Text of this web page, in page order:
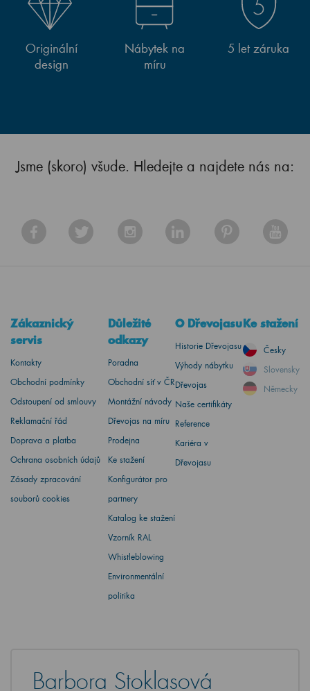
Originální
design
Nábytek na
míru
5 let záruka
Jsme (skoro) všude. Hledejte a najdete nás na:
Zákaznický
servis
Kontakty
Obchodní podmínky
Odstoupení od smlouvy
Reklamační řád
Doprava a platba
Ochrana osobních údajů
Zásady zpracování
souborů cookies
Důležité
odkazy
Poradna
Obchodní síť v ČR
Montážní návody
Dřevojas na míru
Prodejna
Ke stažení
Konfigurátor pro
partnery
Katalog ke stažení
Vzorník RAL
Whistleblowing
Environmentální
politika
O Dřevojasu
Historie Dřevojasu
Výhody nábytku
Dřevojas
Naše certifikáty
Reference
Kariéra v
Dřevojasu
Ke stažení
Česky
Slovensky
Německy
Barbora Stoklasová